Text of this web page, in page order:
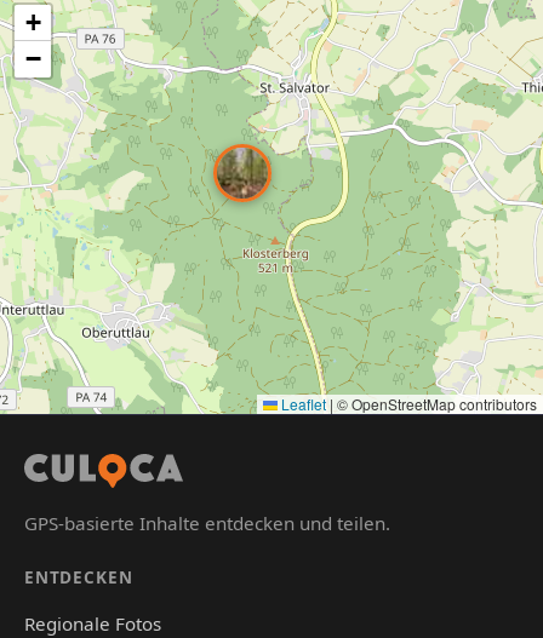
+
−
Leaflet | © OpenStreetMap contributors
GPS-basierte Inhalte entdecken und teilen.
ENTDECKEN
Regionale Fotos